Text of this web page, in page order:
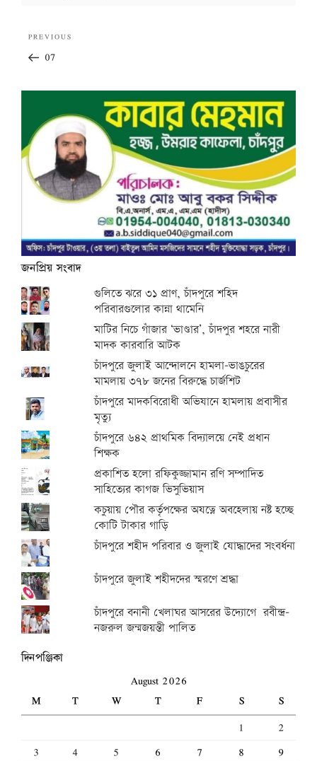
navigation
Previous
Post
PREVIOUS
07
জনপ্রিয় সংবাদ
গুলিতে ঝরে ৩১ প্রাণ, চাঁদপুরে শহিদ
পরিবারগুলোর কান্না থামেনি
মাটির নিচে গাঁজার ‘ভাণ্ডার’, চাঁদপুর শহরে নারী
মাদক কারবারি আটক
চাঁদপুরে জুলাই আন্দোলনে হামলা-ভাঙচুরের
মামলায় ৩৭৮ জনের বিরুদ্ধে চার্জশিট
চাঁদপুরে মাদকবিরোধী অভিযানে হামলায় প্রবাসীর
মৃত্যু
চাঁদপুরে ৬৪২ প্রাথমিক বিদ্যালয়ে নেই প্রধান
শিক্ষক
প্রকাশিত হলো রফিকুজ্জামান রণি সম্পাদিত
সাহিত্যের কাগজ ভিসুভিয়াস
কচুয়ায় পৌর কর্তৃপক্ষের অযত্নে অবহেলায় নষ্ট হচ্ছে
কোটি টাকার গাড়ি
চাঁদপুরে শহীদ পরিবার ও জুলাই যোদ্ধাদের সংবর্ধনা
চাঁদপুরে জুলাই শহীদদের স্মরণে শ্রদ্ধা
চাঁদপুরে বনানী খেলাঘর আসরের উদ্যোগে রবীন্দ্র-
নজরুল জন্মজয়ন্তী পালিত
দিনপঞ্জিকা
August 2026
M
T W T F S
S
1
2
3
4 5 6 7 8
9